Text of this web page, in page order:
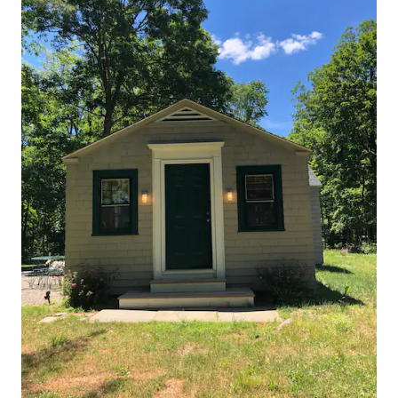
deines Hundes, da es in der Gegend
Kojoten gibt. Grundsätzlich: Bitte
versuche nicht, einen
unterzuschleichen – das endet wirklich
nicht gut, da wir eine Gebühr von 500 $
für nicht autorisierte Haustiere jeglicher
Art erheben. F: Ich bin
Blogger/YouTuber/Influencer. Kann ich
kostenlos übernachten? Antwort: Nein.
Eine letzte Sache: Ich weiß es wirklich zu
schätzen, dass du die Anweisungen
befolgt und das Ganze gelesen hast.
Bitte schreibe den Satz „Ich sehe
Mondschatten!“ oben in deine
Nachricht, damit ich weiß, dass du dies
getan hast, da solche Buchungen in der
Regel so viel reibungsloser verlaufen!
Und danke, dass du in der Leitung
bleibst! Das Haus verfügt über einen
herrlichen Panoramablick und absolute
Entspannung. Nutze die Feuerstelle und
die Gartenmöbel. Fühl dich ganz wie
zuhause! Ich stehe jederzeit zur